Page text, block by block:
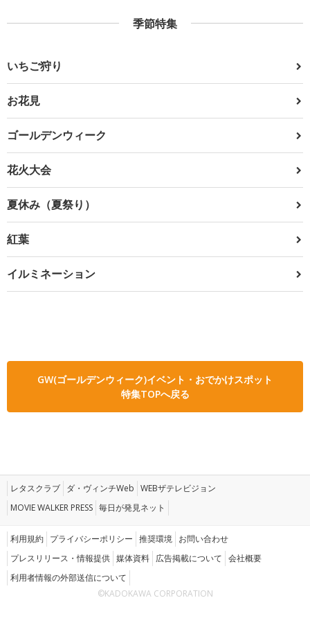
季節特集
いちご狩り
お花見
ゴールデンウィーク
花火大会
夏休み（夏祭り）
紅葉
イルミネーション
GW(ゴールデンウィーク)イベント・おでかけスポット
特集TOPへ戻る
レタスクラブ ダ・ヴィンチWeb WEBザテレビジョン
MOVIE WALKER PRESS 毎日が発見ネット
利用規約 プライバシーポリシー 推奨環境 お問い合わせ
プレスリリース・情報提供 媒体資料 広告掲載について 会社概要
利用者情報の外部送信について
©KADOKAWA CORPORATION